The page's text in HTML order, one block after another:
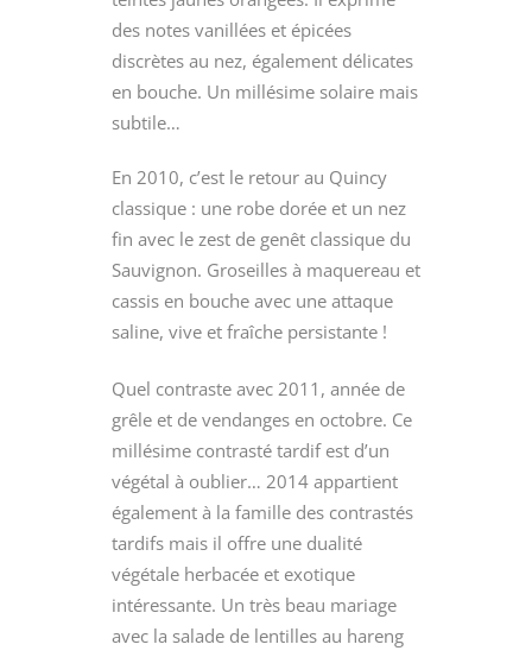
des notes vanillées et épicées
discrètes au nez, également délicates
en bouche. Un millésime solaire mais
subtile…
En 2010, c’est le retour au Quincy
classique : une robe dorée et un nez
fin avec le zest de genêt classique du
Sauvignon. Groseilles à maquereau et
cassis en bouche avec une attaque
saline, vive et fraîche persistante !
Quel contraste avec 2011, année de
grêle et de vendanges en octobre. Ce
millésime contrasté tardif est d’un
végétal à oublier… 2014 appartient
également à la famille des contrastés
tardifs mais il offre une dualité
végétale herbacée et exotique
intéressante. Un très beau mariage
avec la salade de lentilles au hareng